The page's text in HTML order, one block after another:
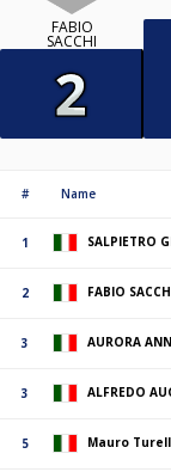
FABIO
SACCHI
# Name
1 SALPIETRO
2 FABIO
3 AURORA
3 ALFREDO
5 Mauro